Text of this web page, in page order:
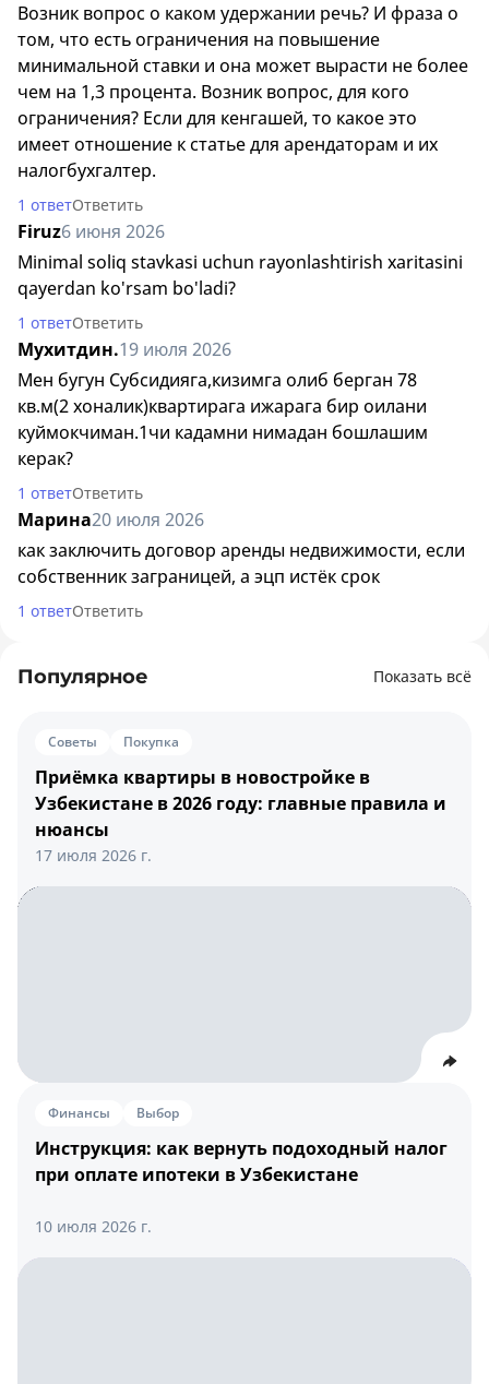
Возник вопрос о каком удержании речь? И фраза о
том, что есть ограничения на повышение
минимальной ставки и она может вырасти не более
чем на 1,3 процента. Возник вопрос, для кого
ограничения? Если для кенгашей, то какое это
имеет отношение к статье для арендаторам и их
налогбухгалтер.
1 ответОтветить
Firuz6 июня 2026
Minimal soliq stavkasi uchun rayonlashtirish xaritasini
qayerdan ko'rsam bo'ladi?
1 ответОтветить
Мухитдин.19 июля 2026
Мен бугун Субсидияга,кизимга олиб берган 78
кв.м(2 хоналик)квартирага ижарага бир оилани
куймокчиман.1чи кадамни нимадан бошлашим
керак?
1 ответОтветить
Марина20 июля 2026
как заключить договор аренды недвижимости, если
собственник заграницей, а эцп истёк срок
1 ответОтветить
Популярное Показать всё
Советы Покупка
Приёмка квартиры в новостройке в
Узбекистане в 2026 году: главные правила и
нюансы
17 июля 2026 г.
Финансы Выбор
Инструкция: как вернуть подоходный налог
при оплате ипотеки в Узбекистане
10 июля 2026 г.